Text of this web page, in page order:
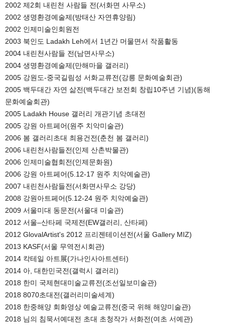
2002 제2회 내린천 사람들 전(서화면 사무소)
2002 생명환경예술제(방태산 자연휴양림)
2002 인제미술인회원전
2003 북인도 Ladakh Leh에서 1년간 머물면서 작품활동
2004 내린천사람들 전(남면사무소)
2004 생명환경예술제(만해마을 갤러리)
2005 강원도-중국길림성 서화교류전(강릉 문화예술회관)
2005 백두대간 자연 삶전(백두대간 보전회 창립10주년 기념)(동해
문화예술회관)
2005 Ladakh House 갤러리 개관기념 초대전
2005 강원 아트페어(원주 치악미술관)
2006 봄 갤러리초대 최용건전(춘천 봄 갤러리)
2006 내린천사람들전(인제 산촌박물관)
2006 인제미술협회전(인제문화원)
2006 강원 아트페어(5.12-17 원주 치악예술관)
2007 내린천사람들전(서화면사무소 강당)
2008 강원아트페어(5.12-24 원주 치악예술관)
2009 서울미대 동문전(서울대 미술관)
2012 서울–산타페 국제전(EW갤러리, 산타페)
2012 GlovalArtist's 2012 프리젠테이션전(서울 Gallery MIZ)
2013 KASF(서울 무역전시회관)
2014 칵테일 아트展(가나인사아트센터)
2014 아, 대한민국전(갤럭시 갤러리)
2018 한미 국제현대미술교류전(조선일보미술관)
2018 8070초대전(갤러리미술세계)
2018 한중해양 회화영상 예술교류전(중국 위해 해양미술관)
2018 님의 침묵서예대전 초대 초청작가 서화전(여초 서예관)